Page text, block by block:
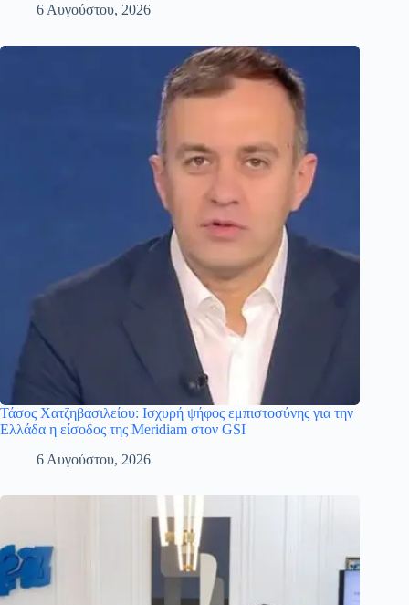
6 Αυγούστου, 2026
Τάσος Χατζηβασιλείου: Ισχυρή ψήφος εμπιστοσύνης για την
Ελλάδα η είσοδος της Meridiam στον GSI
6 Αυγούστου, 2026